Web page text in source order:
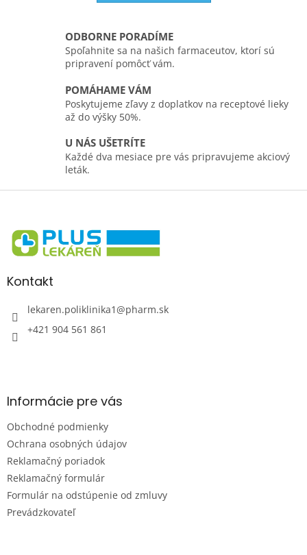
ODBORNE PORADÍME
Spoľahnite sa na našich farmaceutov, ktorí sú
pripravení pomôcť vám.
POMÁHAME VÁM
Poskytujeme zľavy z doplatkov na receptové lieky
až do výšky 50%.
U NÁS UŠETRÍTE
Každé dva mesiace pre vás pripravujeme akciový
leták.
Z
eKontakt
lekaren.poliklinika1@pharm.sk
+421 904 561 861
Informácie pre vás
Obchodné podmienky
Ochrana osobných údajov
Reklamačný poriadok
Reklamačný formulár
Formulár na odstúpenie od zmluvy
Prevádzkovateľ